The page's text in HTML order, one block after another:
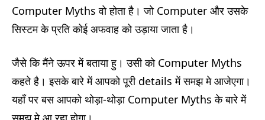
Computer Myths वो होता है। जो Computer और उसके
सिस्टम के प्रति कोई अफवाह को उड़ाया जाता है।
जैसे कि मैंने ऊपर में बताया हु। उसी को Computer Myths
कहते है। इसके बारे में आपको पूरी details में समझ मे आजेएगा।
यहाँ पर बस आपको थोड़ा-थोड़ा Computer Myths के बारे में